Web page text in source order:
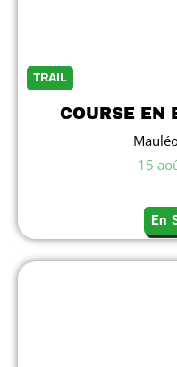
TRAIL
COURSE EN
15
En